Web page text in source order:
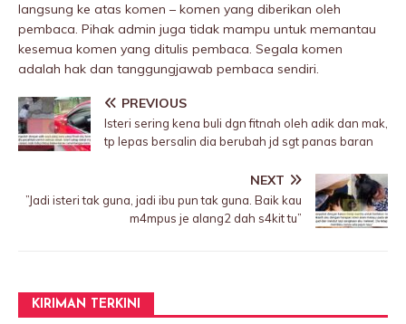
langsung ke atas komen – komen yang diberikan oleh
pembaca. Pihak admin juga tidak mampu untuk memantau
kesemua komen yang ditulis pembaca. Segala komen
adalah hak dan tanggungjawab pembaca sendiri.
PREVIOUS
Isteri sering kena buIi dgn fitnah oleh adik dan mak,
tp lepas bersalin dia berubah jd sgt panas baran
NEXT
”Jadi isteri tak guna, jadi ibu pun tak guna. Baik kau
m4mpus je alang2 dah s4kit tu”
KIRIMAN TERKINI